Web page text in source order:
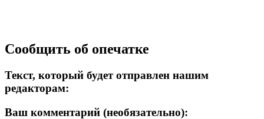
Прокрутка
вверх
Сообщить об опечатке
Текст, который будет отправлен нашим
редакторам:
Ваш комментарий (необязательно):